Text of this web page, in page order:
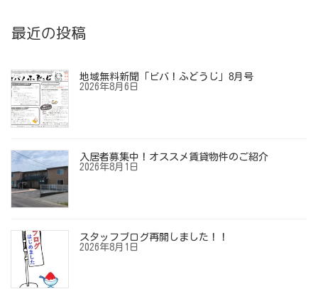
最近の投稿
地域無料新聞「ビバ！ふどうじ」8月号
2026年8月6日
入居者募集中！オススメ賃貸物件のご紹介
2026年8月1日
スタッフブログ再開しました！！
2026年8月1日